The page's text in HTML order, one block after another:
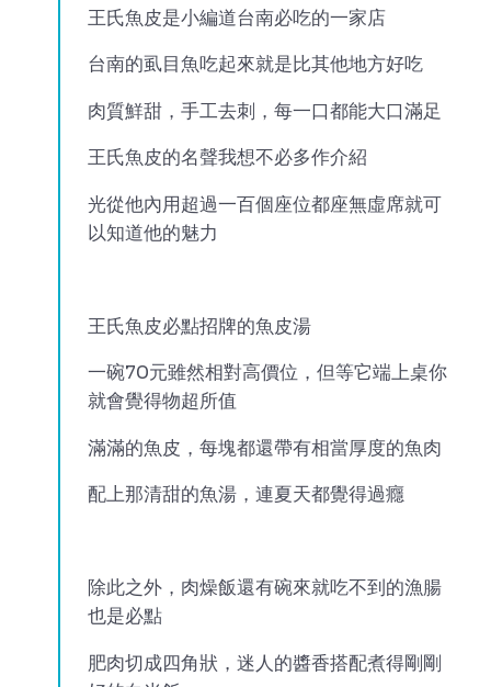
王氏魚皮是小編道台南必吃的一家店
台南的虱目魚吃起來就是比其他地方好吃
肉質鮮甜，手工去刺，每一口都能大口滿足
王氏魚皮的名聲我想不必多作介紹
光從他內用超過一百個座位都座無虛席就可
以知道他的魅力
王氏魚皮必點招牌的魚皮湯
一碗70元雖然相對高價位，但等它端上桌你
就會覺得物超所值
滿滿的魚皮，每塊都還帶有相當厚度的魚肉
配上那清甜的魚湯，連夏天都覺得過癮
除此之外，肉燥飯還有碗來就吃不到的漁腸
也是必點
肥肉切成四角狀，迷人的醬香搭配煮得剛剛